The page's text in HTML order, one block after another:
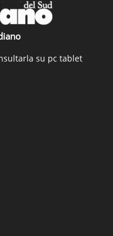
su pc tablet